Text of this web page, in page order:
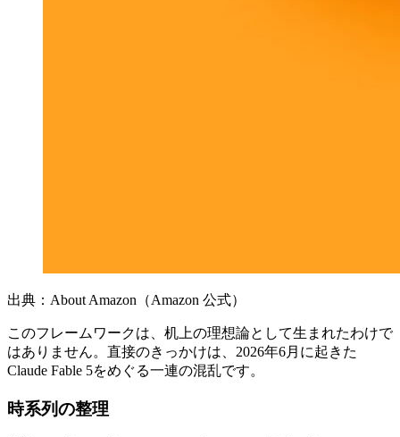
出典：About Amazon（Amazon 公式）
このフレームワークは、机上の理想論として生まれたわけで
はありません。直接のきっかけは、2026年6月に起きた
Claude Fable 5をめぐる一連の混乱です。
時系列の整理